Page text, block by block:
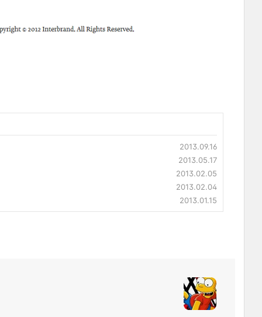
2013.09.16
2013.05.17
2013.02.05
2013.02.04
2013.01.15